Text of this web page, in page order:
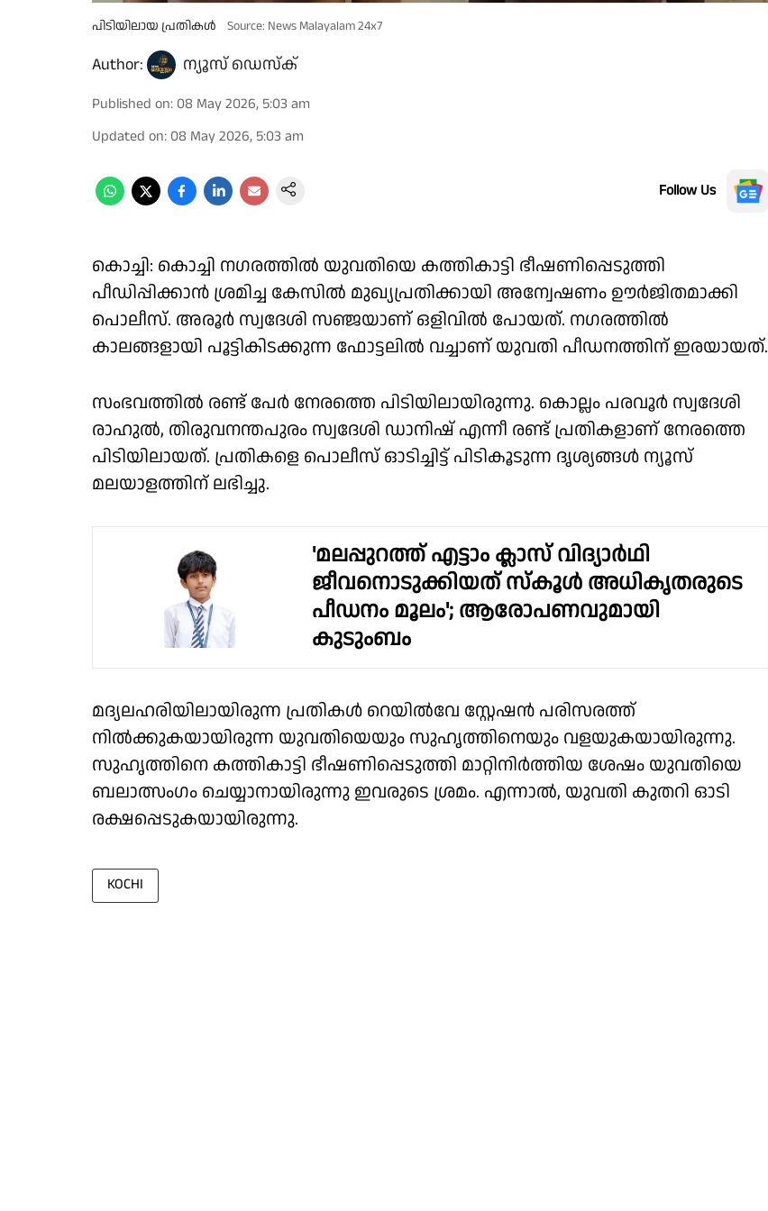
പിടിയിലായ പ്രതികൾ Source: News Malayalam 24x7
Author: ന്യൂസ് ഡെസ്ക്
Published on: 08 May 2026, 5:03 am
Updated on: 08 May 2026, 5:03 am
Follow Us
കൊച്ചി: കൊച്ചി നഗരത്തിൽ യുവതിയെ കത്തികാട്ടി ഭീഷണിപ്പെടുത്തി
പീഡിപ്പിക്കാൻ ശ്രമിച്ച കേസിൽ മുഖ്യപ്രതിക്കായി അന്വേഷണം ഊർജിതമാക്കി
പൊലീസ്. അരൂർ സ്വദേശി സഞ്ജയാണ് ഒളിവിൽ പോയത്. നഗരത്തിൽ
കാലങ്ങളായി പൂട്ടികിടക്കുന്ന ഫോട്ടലിൽ വച്ചാണ് യുവതി പീഡനത്തിന് ഇരയായത്.
സംഭവത്തിൽ രണ്ട് പേർ നേരത്തെ പിടിയിലായിരുന്നു. കൊല്ലം പരവൂർ സ്വദേശി
രാഹുൽ, തിരുവനന്തപുരം സ്വദേശി ഡാനിഷ് എന്നീ രണ്ട് പ്രതികളാണ് നേരത്തെ
പിടിയിലായത്. പ്രതികളെ പൊലീസ് ഓടിച്ചിട്ട് പിടികൂടുന്ന ദൃശ്യങ്ങൾ ന്യൂസ്
മലയാളത്തിന് ലഭിച്ചു.
'മലപ്പുറത്ത് എട്ടാം ക്ലാസ് വിദ്യാർഥി
ജീവനൊടുക്കിയത് സ്കൂൾ അധികൃതരുടെ
പീഡനം മൂലം'; ആരോപണവുമായി
കുടുംബം
മദ്യലഹരിയിലായിരുന്ന പ്രതികൾ റെയിൽവേ സ്റ്റേഷൻ പരിസരത്ത്
നിൽക്കുകയായിരുന്ന യുവതിയെയും സുഹൃത്തിനെയും വളയുകയായിരുന്നു.
സുഹൃത്തിനെ കത്തികാട്ടി ഭീഷണിപ്പെടുത്തി മാറ്റിനിർത്തിയ ശേഷം യുവതിയെ
ബലാത്സംഗം ചെയ്യാനായിരുന്നു ഇവരുടെ ശ്രമം. എന്നാൽ, യുവതി കുതറി ഓടി
രക്ഷപ്പെടുകയായിരുന്നു.
KOCHI